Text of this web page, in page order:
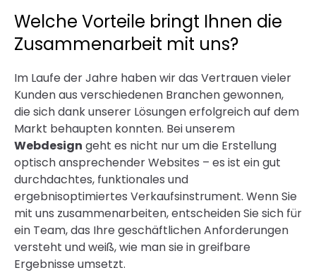
Welche Vorteile bringt Ihnen die
Zusammenarbeit mit uns?
Im Laufe der Jahre haben wir das Vertrauen vieler
Kunden aus verschiedenen Branchen gewonnen,
die sich dank unserer Lösungen erfolgreich auf dem
Markt behaupten konnten. Bei unserem
Webdesign geht es nicht nur um die Erstellung
optisch ansprechender Websites – es ist ein gut
durchdachtes, funktionales und
ergebnisoptimiertes Verkaufsinstrument. Wenn Sie
mit uns zusammenarbeiten, entscheiden Sie sich für
ein Team, das Ihre geschäftlichen Anforderungen
versteht und weiß, wie man sie in greifbare
Ergebnisse umsetzt.